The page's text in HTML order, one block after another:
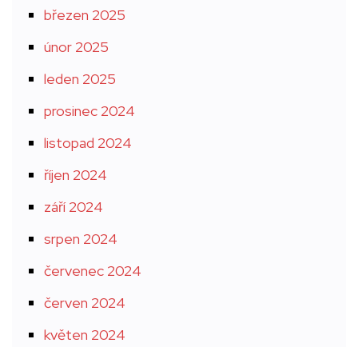
březen 2025
únor 2025
leden 2025
prosinec 2024
listopad 2024
říjen 2024
září 2024
srpen 2024
červenec 2024
červen 2024
květen 2024